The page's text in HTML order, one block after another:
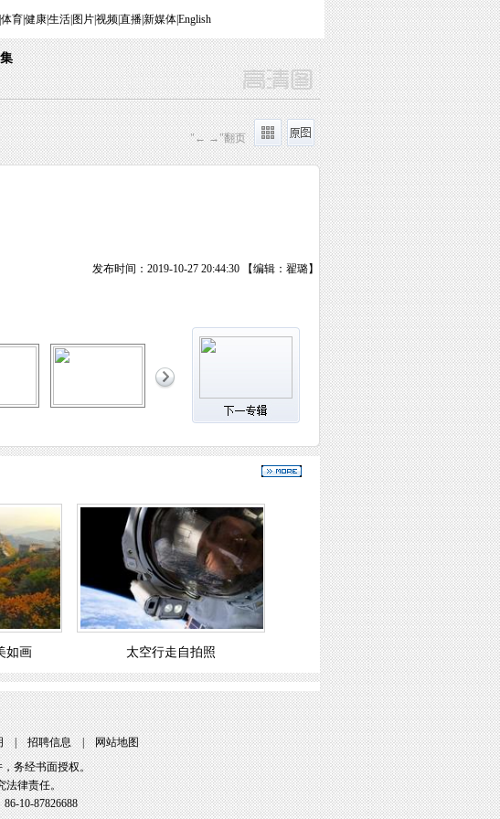
体育|健康|生活| 图片|视频|直播|新媒体|English
"← →"翻页
发布时间：2019-10-27 20:44:30 【编辑：翟璐】
如画 太空行走自拍照
|招聘信息|网站地图
务经书面授权。
法律责任。
10-87826688